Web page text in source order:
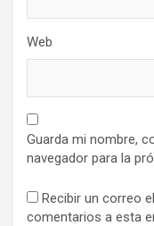
Web
Guarda mi nombre,
navegador para la
Recibir un correo
comentarios a esta